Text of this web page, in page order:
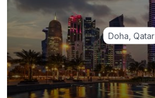
Doha, Qatar